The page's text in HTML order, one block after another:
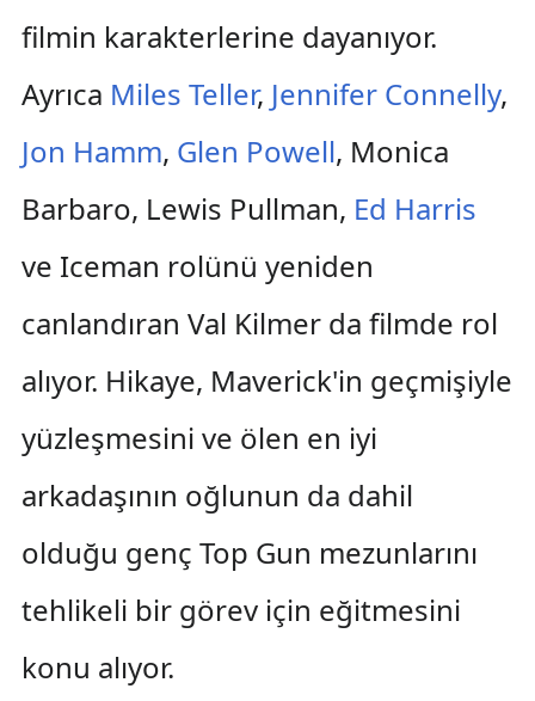
filmin karakterlerine dayanıyor.
Ayrıca Miles Teller, Jennifer Connelly,
Jon Hamm, Glen Powell, Monica
Barbaro, Lewis Pullman, Ed Harris
ve Iceman rolünü yeniden
canlandıran Val Kilmer da filmde rol
alıyor. Hikaye, Maverick'in geçmişiyle
yüzleşmesini ve ölen en iyi
arkadaşının oğlunun da dahil
olduğu genç Top Gun mezunlarını
tehlikeli bir görev için eğitmesini
konu alıyor.